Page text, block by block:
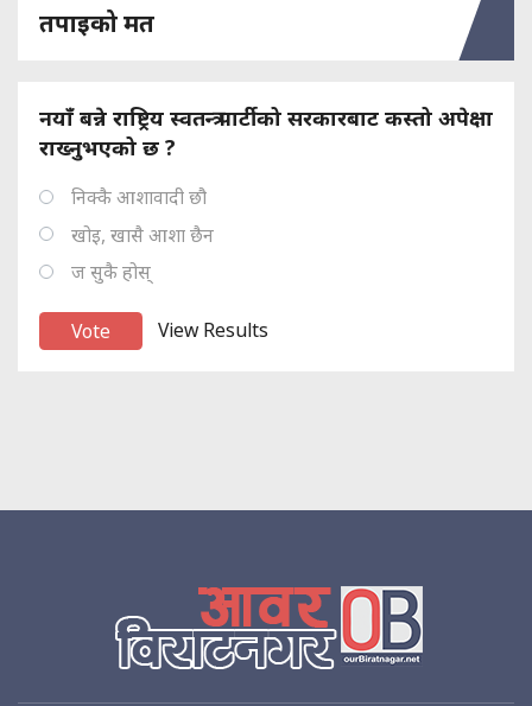
तपाइको मत
नयाँ बन्ने राष्ट्रिय स्वतन्त्र पार्टीको सरकारबाट कस्तो अपेक्षा
राख्नुभएको छ ?
निक्कै आशावादी छौ
खोइ, खासै आशा छैन
ज सुकै होस्
View Results